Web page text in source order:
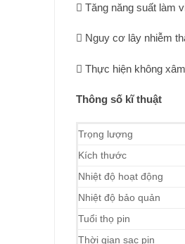
 Tăng năng suất làm
 Nguy cơ lây nhiễm
 Thực hiện không
Thông số kĩ thuật
Trọng lượng
Kích thước
Nhiệt độ hoạt động
Nhiệt độ bảo quản
Tuổi thọ pin
Thời gian sạc pin